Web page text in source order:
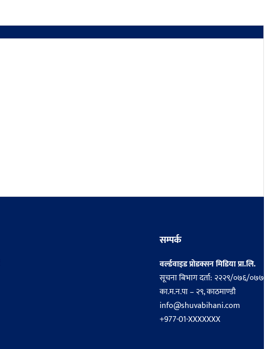
सम्पर्क
वर्ल्डवाइड प्रोडक्सन मिडिया प्रा.लि.
सूचना बिभाग दर्ता: २२२९/०७६/०७७
का.म.न.पा – २९, काठमाण्डौ
info@shuvabihani.com
+977-01-XXXXXXX